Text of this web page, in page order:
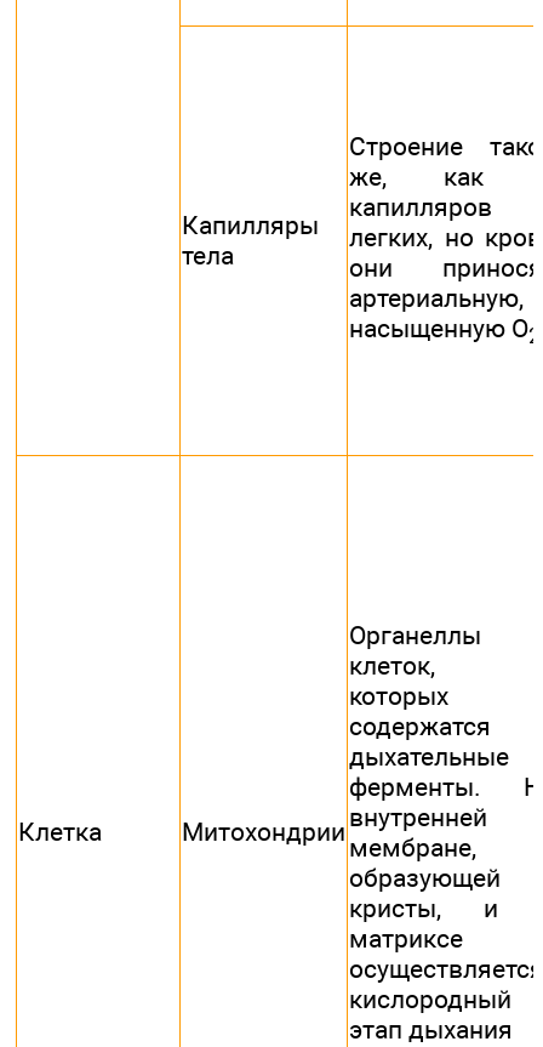
Капилляры
тела
Строение
же, как
капилляров
легких, но
они
артериальную,
насыщенную О2
Клетка Митохондрии
Органеллы
клеток,
которых
содержатся
дыхательные
ферменты.
внутренней
мембране,
образующей
кристы, и
матриксе
осуществляется
кислородный
этап дыхания